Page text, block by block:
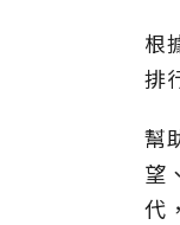
根
排
幫
望
代